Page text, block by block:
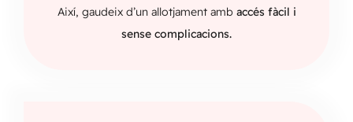
Així, gaudeix d’un allotjament amb accés fàcil i
sense complicacions.